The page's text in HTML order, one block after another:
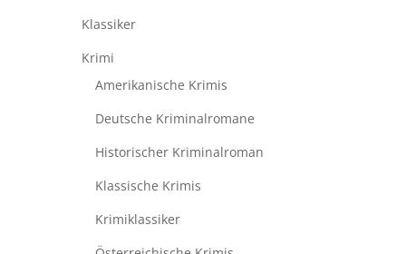
Klassiker
Krimi
Amerikanische Krimis
Deutsche Kriminalromane
Historischer Kriminalroman
Klassische Krimis
Krimiklassiker